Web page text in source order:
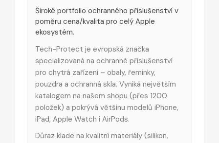
Široké portfolio ochranného příslušenství v
poměru cena/kvalita pro celý Apple
ekosystém.
Tech-Protect je evropská značka
specializovaná na ochranné příslušenství
pro chytrá zařízení – obaly, řemínky,
pouzdra a ochranná skla. Vyniká největším
katalogem na našem shopu (přes 1200
položek) a pokrývá většinu modelů iPhone,
iPad, Apple Watch i AirPods.
Důraz klade na kvalitní materiály (silikon,